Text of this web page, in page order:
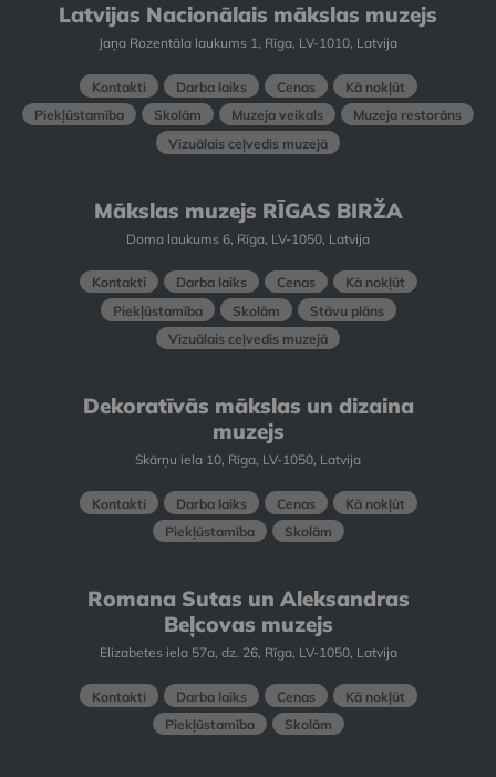
Latvijas Nacionālais mākslas muzejs
Jaņa Rozentāla laukums 1, Rīga, LV-1010, Latvija
Kontakti Darba laiks Cenas
Kā nokļūt
Piekļūstamība
Skolām Muzeja veikals
Muzeja restorāns
Vizuālais ceļvedis muzejā
Mākslas muzejs RĪGAS BIRŽA
Doma laukums 6, Rīga, LV-1050, Latvija
Kontakti Darba laiks Cenas
Kā nokļūt
Piekļūstamība
Skolām
Stāvu plāns
Vizuālais ceļvedis muzejā
Dekoratīvās mākslas un dizaina
muzejs
Skārņu iela 10, Rīga, LV-1050, Latvija
Kontakti Darba laiks Cenas
Kā nokļūt
Piekļūstamība
Skolām
Romana Sutas un Aleksandras
Beļcovas muzejs
Elizabetes iela 57a, dz. 26, Rīga, LV-1050, Latvija
Kontakti Darba laiks Cenas
Kā nokļūt
Piekļūstamība
Skolām